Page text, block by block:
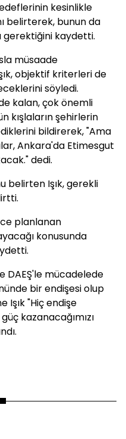
kesinlikle
belirterek, bunun da
gerektiğini kaydetti.
müsaade
objektif kriterleri de
söyledi.
kalan, çok önemli
kışlaların şehirlerin
bildirerek, "Ama
Ankara'da Etimesgut
dedi.
belirten Işık, gerekli
planlanan
konusunda
DAEŞ'le mücadelede
bir endişesi olup
Işık "Hiç endişe
kazanacağımızı